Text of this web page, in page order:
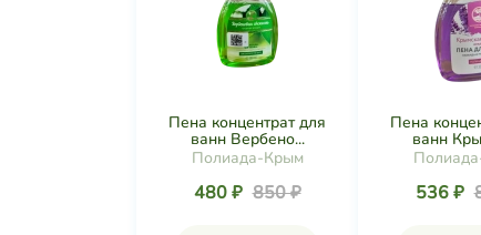
Пена концентрат для
ванн Вербено...
Полиада-Крым
480 ₽ 850 ₽
Пена
ванн
536 ₽